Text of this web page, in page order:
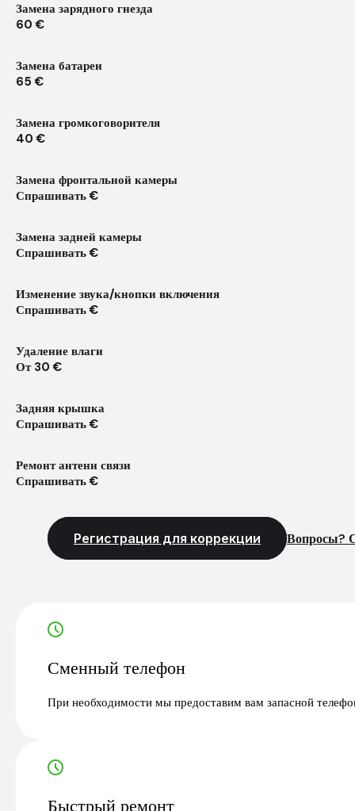
Замена зарядного гнезда
60 €
Замена батареи
65 €
Замена громкоговорителя
40 €
Замена фронтальной камеры
Спрашивать €
Замена задней камеры
Спрашивать €
Изменение звука/кнопки включения
Спрашивать €
Удаление влаги
От 30 €
Задняя крышка
Спрашивать €
Ремонт антенн связи
Спрашивать €
Регистрация для коррекции Вопросы?
Сменный телефон
При необходимости мы предоставим вам запасной
Быстрый ремонт